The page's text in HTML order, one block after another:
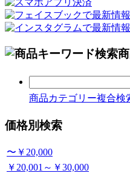
商品カテゴリー複合検
価格別検索
〜￥20,000
￥20,001～￥30,000